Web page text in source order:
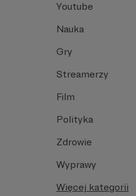
Youtube
Nauka
Gry
Streamerzy
Film
Polityka
Zdrowie
Wyprawy
Więcej kategorii